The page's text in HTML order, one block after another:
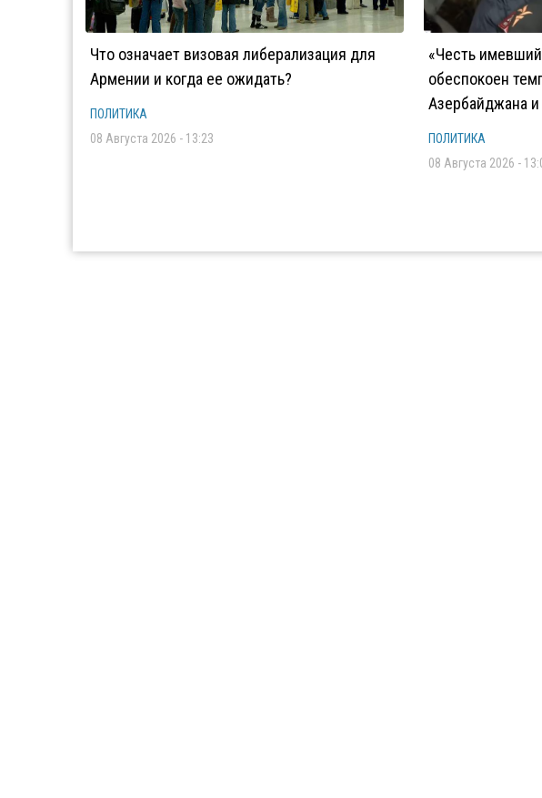
Что означает визовая либерализация для
Армении и когда ее ожидать?
ПОЛИТИКА
08 Августа 2026 - 13:23
«Честь
обеспокоен
Азербайджана
ПОЛИТИКА
08 Августа 2026 -